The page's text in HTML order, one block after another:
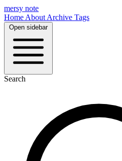
mersy note
Home About Archive Tags
Open sidebar
Search